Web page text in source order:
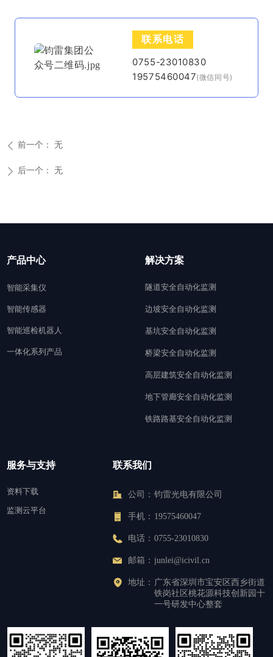
联系电话
0755-23010830
19575460047(微信同号)
ꄴ 前一个： 无
ꄲ 后一个： 无
产品中心
智能采集仪
智能传感器
智能巡检机器人
一体化系列产品
解决方案
隧道安全自动化监测
边坡安全自动化监测
基坑安全自动化监测
桥梁安全自动化监测
高层建筑安全自动化监测
地下管廊安全自动化监测
铁路路基安全自动化监测
服务与支持
资料下载
监测云平台
公司： 钧雷光电有限公司
手机： 19575460047
电话： 0755-23010830
邮箱： junlei@icivil.cn
地址： 广东省深圳市宝安区西乡街道
铁岗社区桃花源科技创新园十
一号研发中心整套
联系我们